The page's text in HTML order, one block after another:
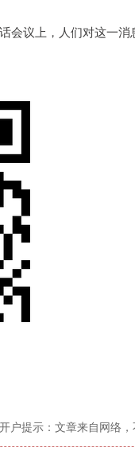
议上，人们对这一消
户提示：文章来自网络，